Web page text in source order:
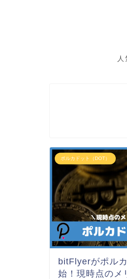
ポルカドット（DOT）
bitFlyerがポル
始！現時点のメ